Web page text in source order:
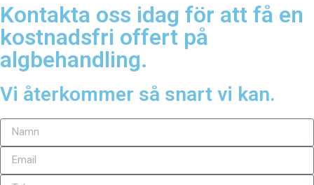
Kontakta oss idag för att få en
kostnadsfri offert på
algbehandling.
Vi återkommer så snart vi kan.